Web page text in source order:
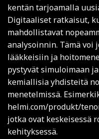
kentän tarjoamalla
Digitaaliset ratkaisut,
mahdollistavat
analysoinnin. Tämä voi
lääkkeisiin ja
pystyvät simuloimaan
kemiallisia yhdisteitä
menetelmissä.
helmi.com/produkt/
jotka ovat keskeisessä
kehityksessä.